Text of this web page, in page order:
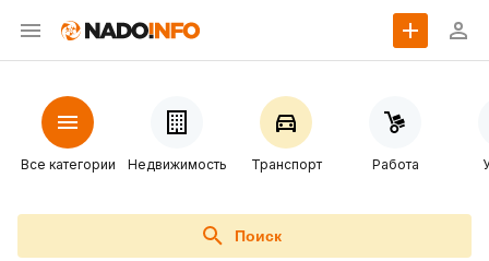
Все категории Недвижимость Транспорт Работа
Поиск